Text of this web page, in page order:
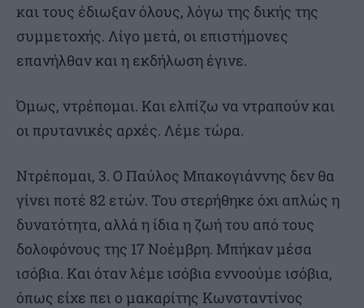
και τους έδιωξαν όλους, λόγω της δικής της
συμμετοχής. Λίγο μετά, οι επιστήμονες
επανήλθαν και η εκδήλωση έγινε.
Όμως, ντρέπομαι. Και ελπίζω να ντραπούν και
οι πρυτανικές αρχές. Λέμε τώρα.
Ντρέπομαι, 3. Ο Παύλος Μπακογιάννης δεν θα
γίνει ποτέ 82 ετών. Του στερήθηκε όχι απλώς η
δυνατότητα, αλλά η ίδια η ζωή του από τους
δολοφόνους της 17 Νοέμβρη. Μπήκαν μέσα
ισόβια. Και όταν λέμε ισόβια εννοούμε ισόβια,
όπως είχε πει ο μακαρίτης Κωνσταντίνος